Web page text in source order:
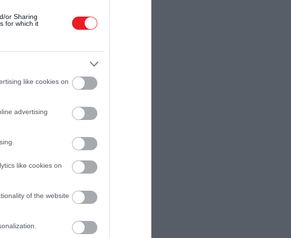
or Sharing
for which it
like cookies on
advertising
like cookies on
of the website